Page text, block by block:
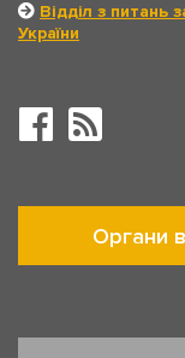
Відділ з питань
України
Органи